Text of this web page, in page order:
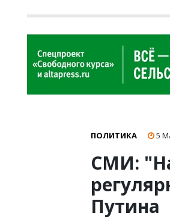
ПОЛИТИКА 5
СМИ:
Путина